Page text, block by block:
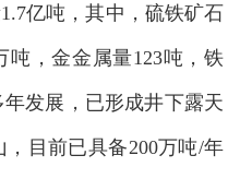
吨，其中，硫铁矿石
吨，金金属量123吨，铁
年发展，已形成井下露天
，目前已具备200万吨/年